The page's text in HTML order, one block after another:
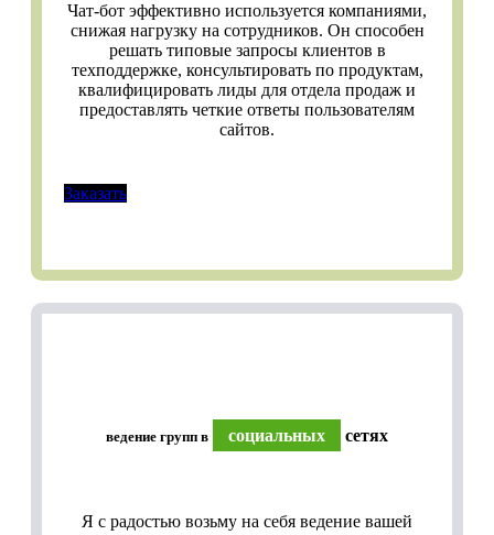
Чат-бот эффективно используется компаниями,
снижая нагрузку на сотрудников. Он способен
решать типовые запросы клиентов в
техподдержке, консультировать по продуктам,
квалифицировать лиды для отдела продаж и
предоставлять четкие ответы пользователям
сайтов.
Заказать
ведение групп в социальных сетях
Я с радостью возьму на себя ведение вашей